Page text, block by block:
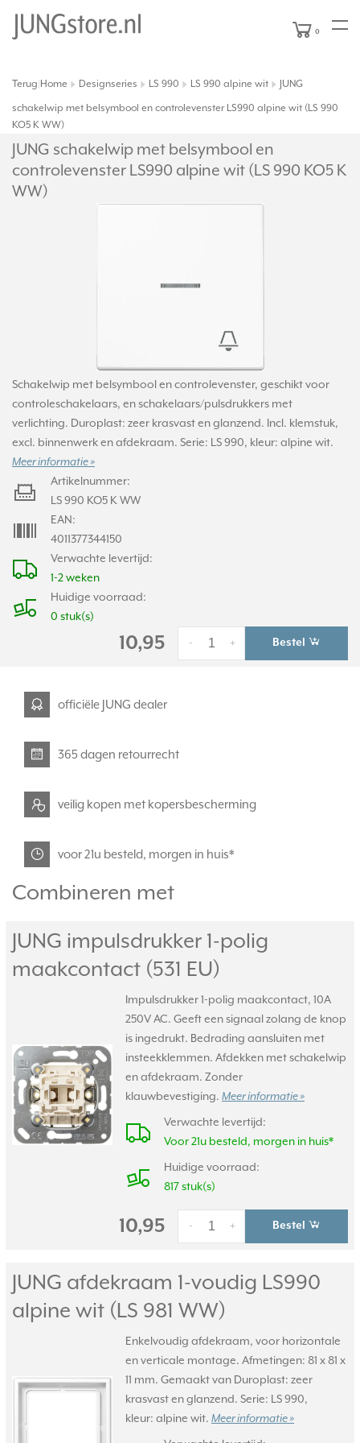
0
Terug Home Designseries LS 990 LS 990 alpine wit
JUNG
schakelwip met belsymbool en controlevenster LS990 alpine wit (LS 990
KO5 K WW)
JUNG schakelwip met belsymbool en
controlevenster LS990 alpine wit (LS 990 KO5 K
WW)
Schakelwip met belsymbool en controlevenster, geschikt voor
controleschakelaars, en schakelaars/pulsdrukkers met
verlichting. Duroplast: zeer krasvast en glanzend. Incl. klemstuk,
excl. binnenwerk en afdekraam. Serie: LS 990, kleur: alpine wit.
Meer informatie »
Verwachte levertijd:
1-2 weken
Huidige voorraad:
0 stuk(s)
Artikelnummer:
LS 990 KO5 K WW
EAN:
4011377344150
10,95 +
- Bestel
officiële JUNG dealer
365 dagen retourrecht
veilig kopen met kopersbescherming
voor 21u besteld, morgen in huis*
Combineren met
JUNG impulsdrukker 1-polig
maakcontact (531 EU)
Impulsdrukker 1-polig maakcontact, 10A
250V AC. Geeft een signaal zolang de knop
is ingedrukt. Bedrading aansluiten met
insteekklemmen. Afdekken met schakelwip
en afdekraam. Zonder
klauwbevestiging. Meer informatie »
Verwachte levertijd:
Voor 21u besteld, morgen in huis*
Huidige voorraad:
817 stuk(s)
10,95 +
- Bestel
JUNG afdekraam 1-voudig LS990
alpine wit (LS 981 WW)
Enkelvoudig afdekraam, voor horizontale
en verticale montage. Afmetingen: 81 x 81 x
11 mm. Gemaakt van Duroplast: zeer
krasvast en glanzend. Serie: LS 990,
kleur: alpine wit. Meer informatie »